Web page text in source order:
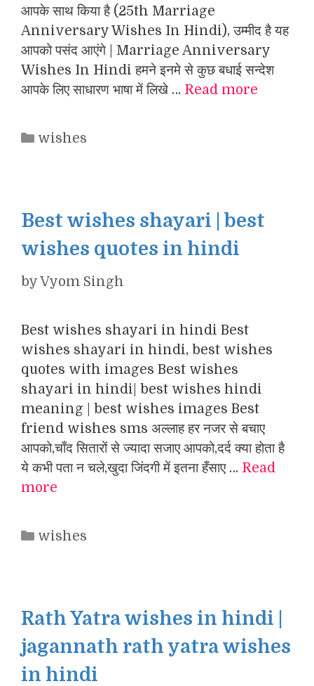
आपके साथ किया है (25th Marriage
Anniversary Wishes In Hindi), उम्मीद है यह
आपको पसंद आएंगे | Marriage Anniversary
Wishes In Hindi हमने इनमे से कुछ बधाई सन्देश
आपके लिए साधारण भाषा में लिखे … Read more
Categories
wishes
Best wishes shayari | best
wishes quotes in hindi
byVyom Singh
Best wishes shayari in hindi Best
wishes shayari in hindi, best wishes
quotes with images Best wishes
shayari in hindi| best wishes hindi
meaning | best wishes images Best
friend wishes sms अल्लाह हर नजर से बचाए
आपको,चाँद सितारों से ज्यादा सजाए आपको,दर्द क्या होता है
ये कभी पता न चले,खुदा जिंदगी में इतना हँसाए … Read
more
Categories
wishes
Rath Yatra wishes in hindi |
jagannath rath yatra wishes
in hindi